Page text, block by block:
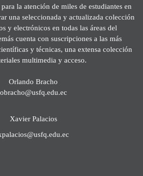
la atención de miles de estudiantes en
una seleccionada y actualizada colección
y electrónicos en todas las áreas del
cuenta con suscripciones a las más
y técnicas, una extensa colección
multimedia y acceso.
Orlando Bracho
obracho@usfq.edu.ec
Xavier Palacios